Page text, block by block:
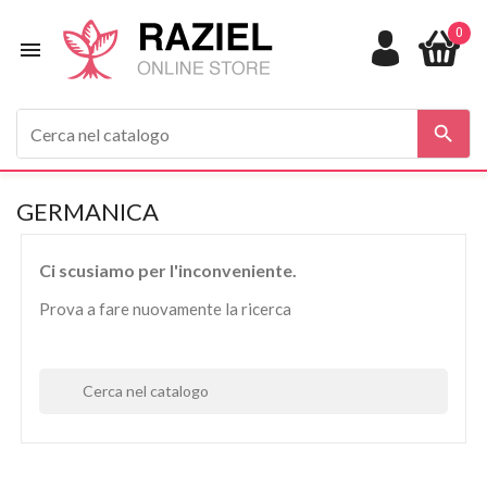

0

GERMANICA
Ci scusiamo per l'inconveniente.
Prova a fare nuovamente la ricerca